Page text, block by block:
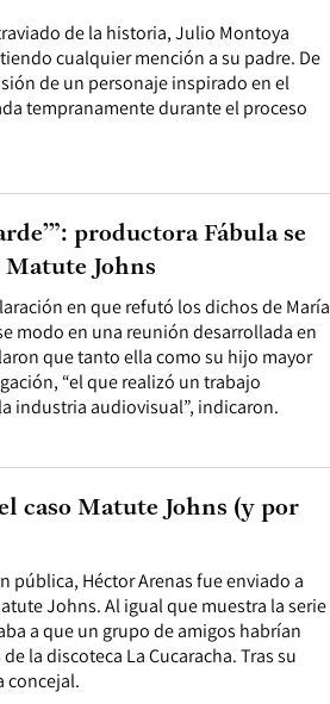
de la historia, Julio Montoya
cualquier mención a su padre. De
de un personaje inspirado en el
tempranamente durante el proceso
en que refutó los dichos de María
modo en una reunión desarrollada en
que tanto ella como su hijo mayor
“el que realizó un trabajo
industria audiovisual”, indicaron.
productora Fábula se
Matute Johns
pública, Héctor Arenas fue enviado a
Johns. Al igual que muestra la serie
a que un grupo de amigos habrían
la discoteca La Cucaracha. Tras su
concejal.
caso Matute Johns (y por